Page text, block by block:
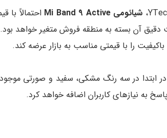
شیائومی Mi Band 9 Active احتمالاً با
آن بسته به منطقه فروش متغیر خواهد
را با قیمتی مناسب به بازار عرضه کند.
در ابتدا در سه رنگ مشکی، سفید و صورتی موجود
به نیازهای کاربران اضافه خواهد کرد.